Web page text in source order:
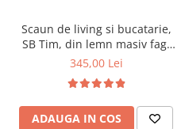
Scaun de living si bucatarie,
SB Tim, din lemn masiv fag,
tapiterie stofa, lacuit, 120 kg,
345,00 Lei
ADAUGA IN COS